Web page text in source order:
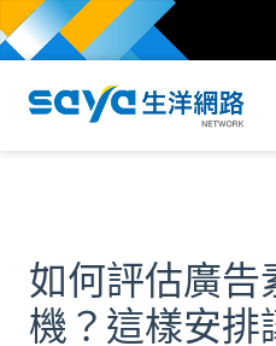
如何評估廣告
機？這樣安排